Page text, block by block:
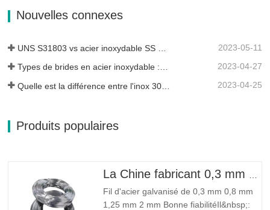
à l'érosion…
Nouvelles connexes
2023-05-11
Types de brides en acier inoxydable : laquelle vous convient le mieux ? 2023-04-27
2023-04-25
Produits populaires
Fil d'acier galvanisé de 0,3 mm 0,8 mm
1,25 mm 2 mm Bonne fiabilitéIl&nbsp;: